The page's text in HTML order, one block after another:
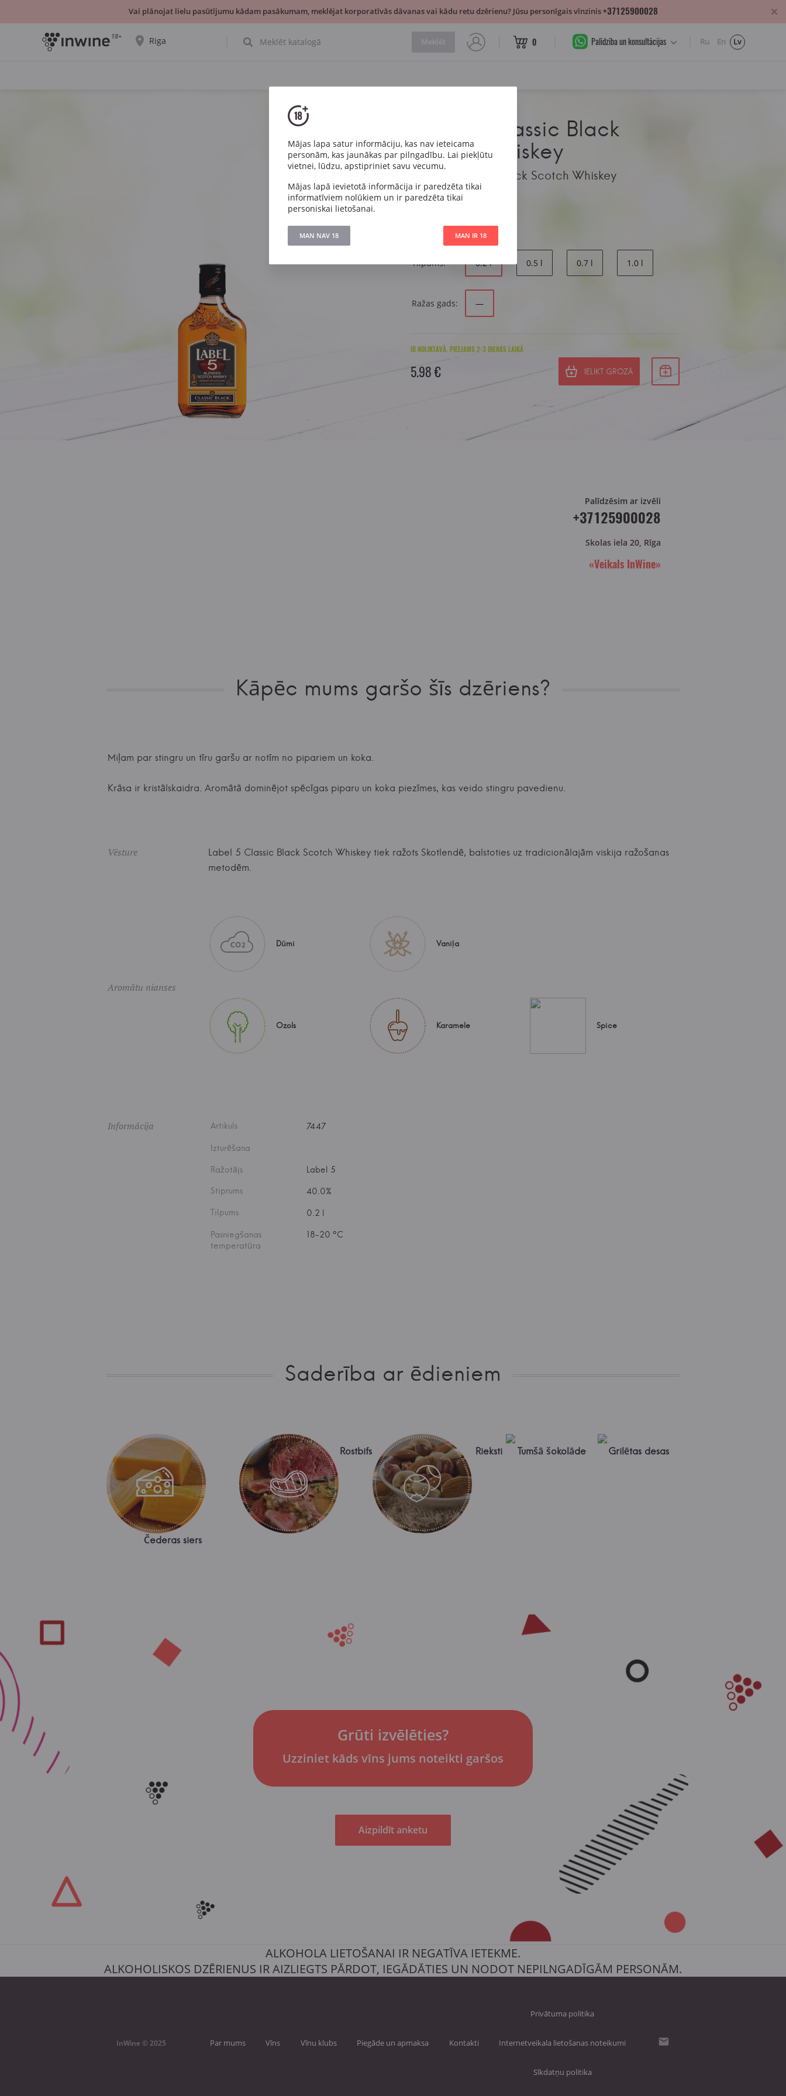
18+ Riga 0 Palīdzība un konsultācijas Ru En Lv
Label 5 Classic Black
Scotch Whiskey
Label 5 Classic Black Scotch Whiskey
Artikuls
Tilpums: 0.2 l 0.5 l 0.7 l 1.0 l
Ražas gads: —
IR NOLIKTAVĀ. PIEEJAMS 2-3 DIENAS LAIKĀ
5.98 € IELIKT GROZĀ
Palīdzēsim ar izvēli
+37125900028
Skolas iela 20, Rīga
«Veikals InWine»
Kāpēc mums garšo šīs dzēriens?
Miļam par stingru un tīru garšu ar notīm no pipariem un koka.
Krāsa ir kristālskaidra. Aromātā dominējot spēcīgas piparu un koka piezīmes, kas veido stingru pavedienu.
Vēsture
Label 5 Classic Black Scotch Whiskey tiek ražots Skotlendē, balstoties uz tradicionālajām viskija ražošanas
metodēm.
Aromātu nianses
Dūmi Vaniļa
Ozols Karamele Spice
Informācija Artikuls 7447
Izturēšana
Ražotājs
Label 5
Stiprums
40.0%
Tilpums
0.2 l
Pasniegšanas
temperatūra
18-20 °C
Saderība ar ēdieniem
Čederas siers
Rostbifs Rieksti Tumšā šokolāde Grilētas desas
Grūti izvēlēties?
Uzziniet kāds vīns jums noteikti garšos
Aizpildīt anketu
Mājas lapa satur informāciju, kas nav ieteicama
personām, kas jaunākas par pilngadību. Lai piekļūtu
vietnei, lūdzu, apstipriniet savu vecumu.
Mājas lapā ievietotā informācija ir paredzēta tikai
informatīviem nolūkiem un ir paredzēta tikai
personiskai lietošanai.
MAN NAV 18 MAN IR 18
ALKOHOLA LIETOŠANAI IR NEGATĪVA IETEKME.
ALKOHOLISKOS DZĒRIENUS IR AIZLIEGTS PĀRDOT, IEGĀDĀTIES UN NODOT NEPILNGADĪGĀM PERSONĀM.
InWine © 2025 Par mums Vīns Vīnu klubs Piegāde un apmaksa Kontakti
Privātuma politika
Internetveikala lietošanas noteikumi
Sīkdatņu politika
Vai plānojat lielu pasūtījumu kādam pasākumam, meklējat korporatīvās dāvanas vai kādu retu dzērienu? Jūsu personīgais vīnzinis+37125900028